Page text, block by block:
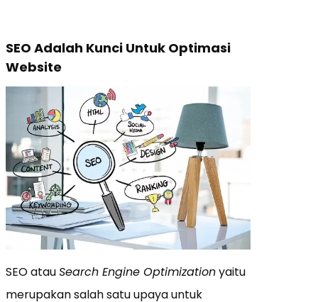
SEO Adalah Kunci Untuk Optimasi
Website
SEO atauSearch Engine Optimizationyaitu
merupakan salah satu upaya untuk